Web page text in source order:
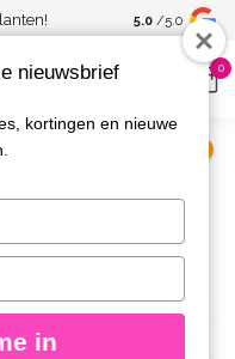
Spaar voor
kortingen
5.0 /5.0
0
ml.
10 ml.
nieuwsbrief
kortingen en nieuwe
in